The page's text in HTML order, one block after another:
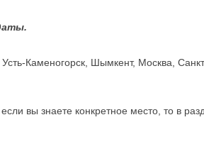
Каменогорск, Шымкент, Москва,
вы знаете конкретное место, то в